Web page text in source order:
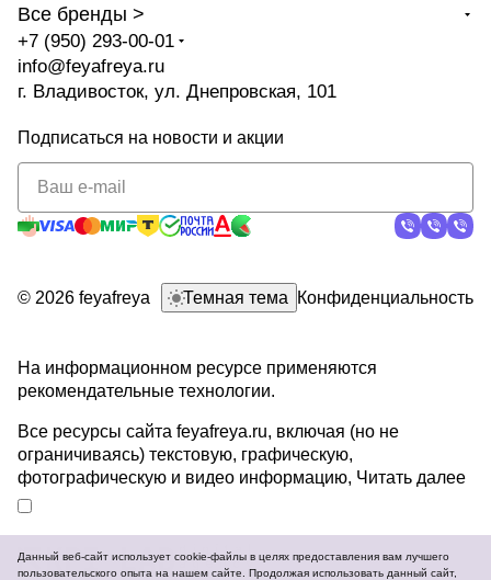
Все бренды >
+7 (950) 293-00-01
info@feyafreya.ru
г. Владивосток, ул. Днепровская, 101
Подписаться на новости и акции
© 2026 feyafreya Темная тема Конфиденциальность
На информационном ресурсе применяются
рекомендательные технологии.
Все ресурсы сайта feyafreya.ru, включая (но не
ограничиваясь) текстовую, графическую,
фотографическую и видео информацию, Читать далее
Данный веб-сайт использует cookie-файлы в целях предоставления вам лучшего
пользовательского опыта на нашем сайте. Продолжая использовать данный сайт,